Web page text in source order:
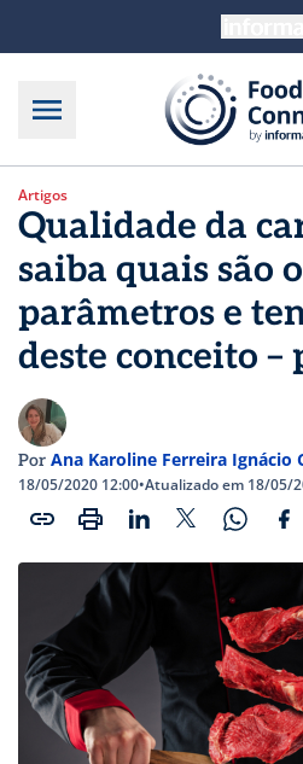
Artigos
Qualidade da
saiba quais são
parâmetros e
deste conceito –
Por Ana Karoline Ferreira Ignácio
18/05/2020 12:00•Atualizado em 18/05/